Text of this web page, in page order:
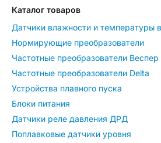
Каталог товаров
Датчики влажности и температуры
Нормирующие преобразователи
Частотные преобразователи Веспер
Частотные преобразователи Delta
Устройства плавного пуска
Блоки питания
Датчики реле давления ДРД
Поплавковые датчики уровня